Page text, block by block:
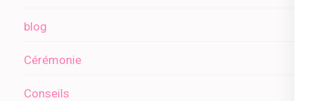
blog
Cérémonie
Conseils